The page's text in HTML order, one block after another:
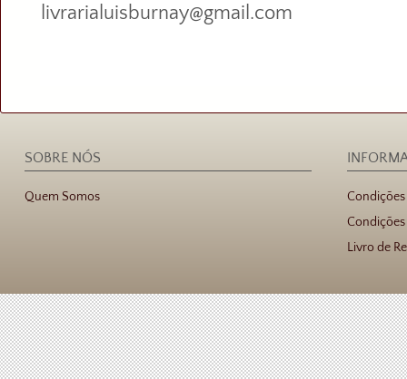
livrarialuisburnay@gmail.com
SOBRE NÓS
Quem Somos
Condições
Livro de